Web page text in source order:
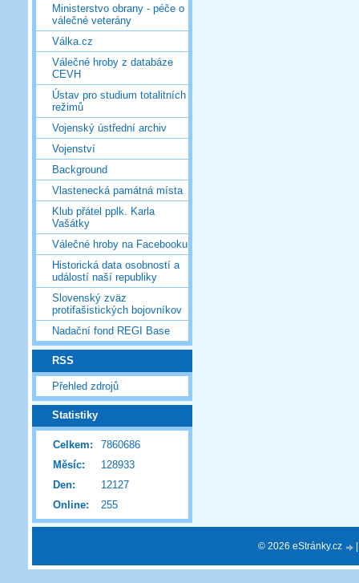
Ministerstvo obrany - péče o
válečné veterány
Válka.cz
Válečné hroby z databáze
CEVH
Ústav pro studium totalitních
režimů
Vojenský ústřední archiv
Vojenství
Background
Vlastenecká památná místa
Klub přátel pplk. Karla
Vašátky
Válečné hroby na Facebooku
Historická data osobností a
událostí naší republiky
Slovenský zväz
protifašistických bojovníkov
Nadační fond REGI Base
RSS
Přehled zdrojů
Statistiky
Online: 255
Celkem:
7860686
Měsíc:
128933
Den:
12127
© 2026 eStránky.cz